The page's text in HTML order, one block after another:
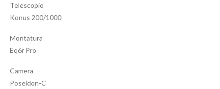
Telescopio
Konus 200/1000
Montatura
Eq6r Pro
Camera
Poseidon-C